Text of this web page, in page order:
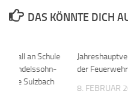
DAS KÖNNTE DICH
der
8. FEBRUAR
Fall an Schule
Mendelssohn-
Sulzbach